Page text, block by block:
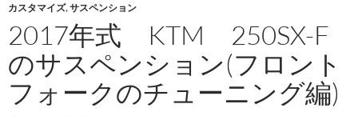
カスタマイズ,サスペンション
2017年式 KTM 250SX-F
のサスペンション(フロント
フォークのチューニング編)